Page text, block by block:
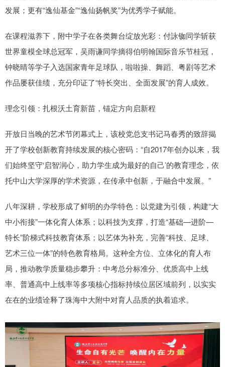
发展；更有“逸仙基金”“逸仙扬帆奖”为优秀学子赋能。
在课程滋养下，附中学子在各类舞台绽放光彩：付詠铷同学斩获
世界童模全球总冠军，吴雨谦同学摘得伯明翰国际音乐节桂冠，
钟晓晴等学子入选国家青年足球队，啦啦操、舞蹈、粤剧等艺术
作品屡获佳绩，充分印证了“特长突出、全面发展”的育人成效。
理念引领：扎根沃土育新苗，锚定方向启新程
开放日当晚的艺术节闭幕式上，该校党总支书记马春秀的致辞揭
开了学校创新教育持续发展的核心密码：“自2017年创办以来，我
们始终坚守‘启智润心，助力学生成为最好的自己’的教育理念，依
托中山大学深厚的学术资源，在传承中创新，于融合中发展。”
八年深耕，学校形成了鲜明的办学特色：以党建为引领，构建“大
中小衔接”一体化育人体系；以科技为支撑，打造“基础—进阶—
特长”阶梯式科技教育体系；以艺体为补充，完善“科技、足球、
艺术三位一体”的特色教育格局。这种全方位、立体化的育人布
局，推动教学质量稳步攀升：中考总分标准分、优质高中上线
率、普通高中上线率等多项核心指标持续位居区域前列，以实实
在在的业绩诠释了珠海中大附中对育人品质的执着追求。